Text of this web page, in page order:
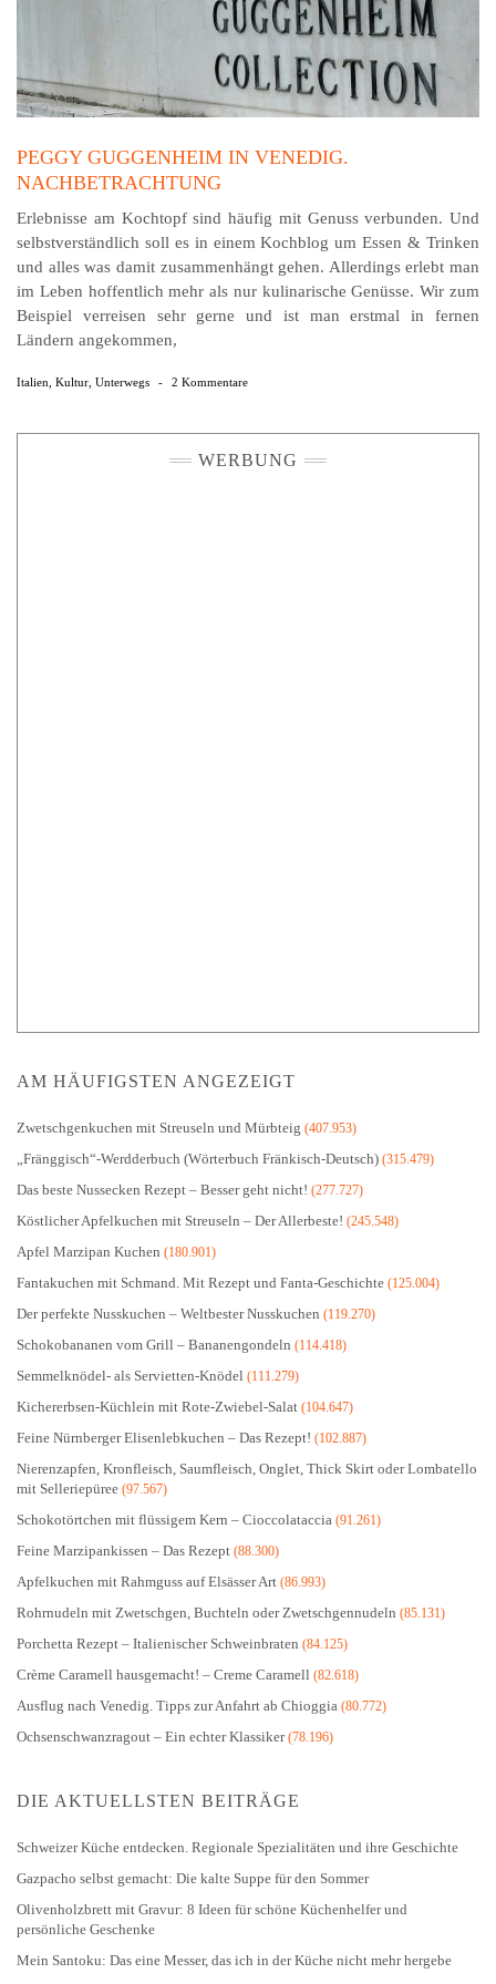
PEGGY GUGGENHEIM IN VENEDIG.
NACHBETRACHTUNG
Erlebnisse am Kochtopf sind häufig mit Genuss verbunden. Und
selbstverständlich soll es in einem Kochblog um Essen & Trinken
und alles was damit zusammenhängt gehen. Allerdings erlebt man
im Leben hoffentlich mehr als nur kulinarische Genüsse. Wir zum
Beispiel verreisen sehr gerne und ist man erstmal in fernen
Ländern angekommen,
Italien Kultur Unterwegs - 2 Kommentare
WERBUNG
AM HÄUFIGSTEN ANGEZEIGT
Zwetschgenkuchen mit Streuseln und Mürbteig (407.953)
„Fränggisch“-Werdderbuch (Wörterbuch Fränkisch-Deutsch) (315.479)
Das beste Nussecken Rezept – Besser geht nicht! (277.727)
Köstlicher Apfelkuchen mit Streuseln – Der Allerbeste! (245.548)
Apfel Marzipan Kuchen (180.901)
Fantakuchen mit Schmand. Mit Rezept und Fanta-Geschichte (125.004)
Der perfekte Nusskuchen – Weltbester Nusskuchen (119.270)
Schokobananen vom Grill – Bananengondeln (114.418)
Semmelknödel- als Servietten-Knödel (111.279)
Kichererbsen-Küchlein mit Rote-Zwiebel-Salat (104.647)
Feine Nürnberger Elisenlebkuchen – Das Rezept! (102.887)
Nierenzapfen, Kronfleisch, Saumfleisch, Onglet, Thick Skirt oder Lombatello
mit Selleriepüree (97.567)
Schokotörtchen mit flüssigem Kern – Cioccolataccia (91.261)
Feine Marzipankissen – Das Rezept (88.300)
Apfelkuchen mit Rahmguss auf Elsässer Art (86.993)
Rohrnudeln mit Zwetschgen, Buchteln oder Zwetschgennudeln (85.131)
Porchetta Rezept – Italienischer Schweinbraten (84.125)
Crème Caramell hausgemacht! – Creme Caramell (82.618)
Ausflug nach Venedig. Tipps zur Anfahrt ab Chioggia (80.772)
Ochsenschwanzragout – Ein echter Klassiker(78.196)
DIE AKTUELLSTEN BEITRÄGE
Schweizer Küche entdecken. Regionale Spezialitäten und ihre Geschichte
Gazpacho selbst gemacht: Die kalte Suppe für den Sommer
Olivenholzbrett mit Gravur: 8 Ideen für schöne Küchenhelfer und
persönliche Geschenke
Mein Santoku: Das eine Messer, das ich in der Küche nicht mehr hergebe